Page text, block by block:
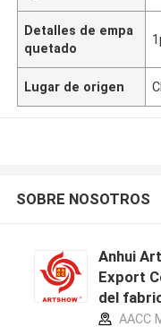
Detalles de empa
quetado
Lugar de origen
SOBRE NOSOTROS
Anhui
Export
del
AACC